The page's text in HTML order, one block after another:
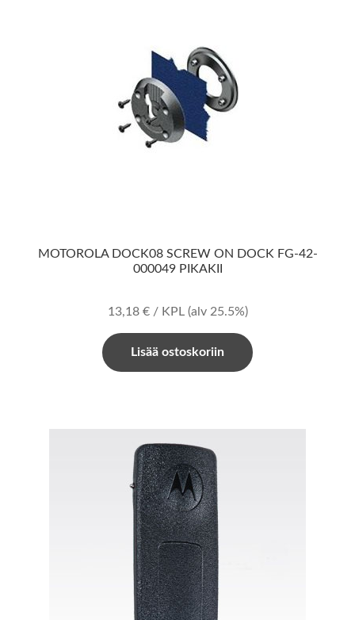
MOTOROLA DOCK08 SCREW ON DOCK FG-42-
000049 PIKAKII
13,18 €/ KPL (alv 25.5%)
Lisää ostoskoriin